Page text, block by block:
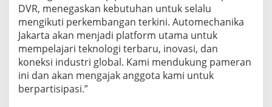
DVR, menegaskan kebutuhan untuk selalu
mengikuti perkembangan terkini. Automechanika
Jakarta akan menjadi platform utama untuk
mempelajari teknologi terbaru, inovasi, dan
koneksi industri global. Kami mendukung pameran
ini dan akan mengajak anggota kami untuk
berpartisipasi.”